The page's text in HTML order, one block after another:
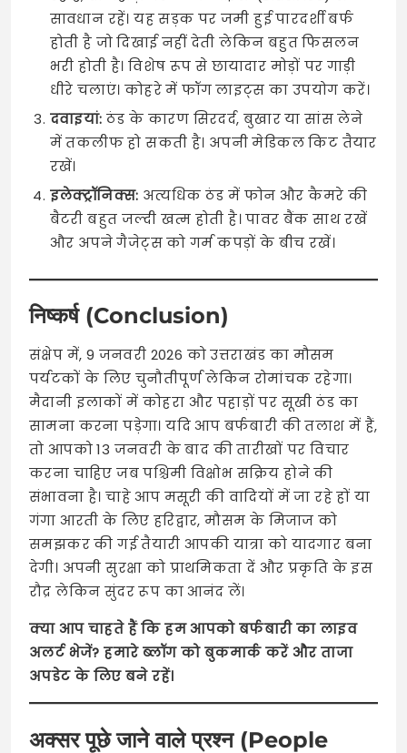
सावधान रहें। यह सड़क पर जमी हुई पारदर्शी बर्फ
होती है जो दिखाई नहीं देती लेकिन बहुत फिसलन
भरी होती है। विशेष रूप से छायादार मोड़ों पर गाड़ी
धीरे चलाएं। कोहरे में फॉग लाइट्स का उपयोग करें।
दवाइयां: ठंड के कारण सिरदर्द, बुखार या सांस लेने
में तकलीफ हो सकती है। अपनी मेडिकल किट तैयार
रखें।
इलेक्ट्रॉनिक्स: अत्यधिक ठंड में फोन और कैमरे की
बैटरी बहुत जल्दी खत्म होती है। पावर बैंक साथ रखें
और अपने गैजेट्स को गर्म कपड़ों के बीच रखें।
निष्कर्ष (Conclusion)
संक्षेप में, 9 जनवरी 2026 को उत्तराखंड का मौसम
पर्यटकों के लिए चुनौतीपूर्ण लेकिन रोमांचक रहेगा।
मैदानी इलाकों में कोहरा और पहाड़ों पर सूखी ठंड का
सामना करना पड़ेगा। यदि आप बर्फबारी की तलाश में हैं,
तो आपको 13 जनवरी के बाद की तारीखों पर विचार
करना चाहिए जब पश्चिमी विक्षोभ सक्रिय होने की
संभावना है। चाहे आप मसूरी की वादियों में जा रहे हों या
गंगा आरती के लिए हरिद्वार, मौसम के मिजाज को
समझकर की गई तैयारी आपकी यात्रा को यादगार बना
देगी। अपनी सुरक्षा को प्राथमिकता दें और प्रकृति के इस
रौद्र लेकिन सुंदर रूप का आनंद लें।
क्या आप चाहते हैं कि हम आपको बर्फबारी का लाइव
अलर्ट भेजें? हमारे ब्लॉग को बुकमार्क करें और ताजा
अपडेट के लिए बने रहें।
अक्सर पूछे जाने वाले प्रश्न (People